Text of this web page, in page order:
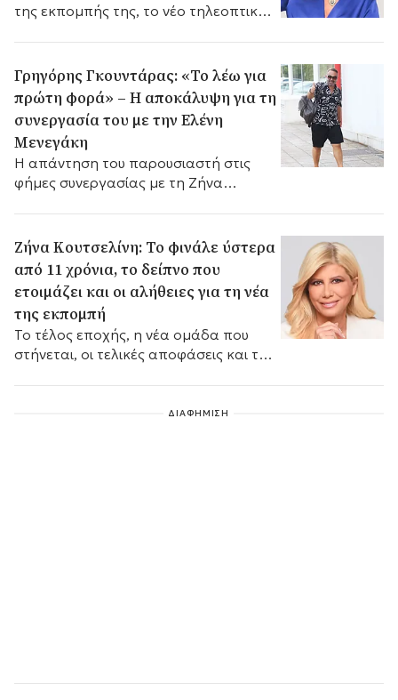
της εκπομπής της, το νέο τηλεοπτικό
Γρηγόρης Γκουντάρας: «Το λέω για
πρώτη φορά» – Η αποκάλυψη για τη
συνεργασία του με την Ελένη
Μενεγάκη
Η απάντηση του παρουσιαστή στις
φήμες συνεργασίας με τη Ζήνα
Ζήνα Κουτσελίνη: Το φινάλε ύστερα
από 11 χρόνια, το δείπνο που
ετοιμάζει και οι αλήθειες για τη νέα
της εκπομπή
Το τέλος εποχής, η νέα ομάδα που
στήνεται, οι τελικές αποφάσεις και το
ΔΙΑΦΗΜΙΣΗ